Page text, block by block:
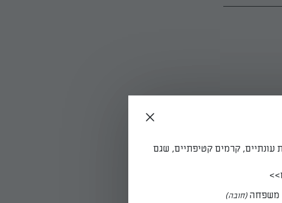
עונתיים, קרמים קטיפתיים, שגם
משפחה (חובה)